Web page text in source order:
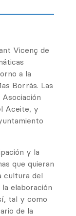
Vicenç de
a la
Borràs. Las
Aceite, y
y la
que quieran
cultura del
elaboración
tal y como
de la